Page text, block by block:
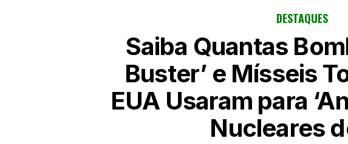
DESTAQUES
Saiba Quantas
Buster’ e Mísseis
EUA Usaram para
Nucleares